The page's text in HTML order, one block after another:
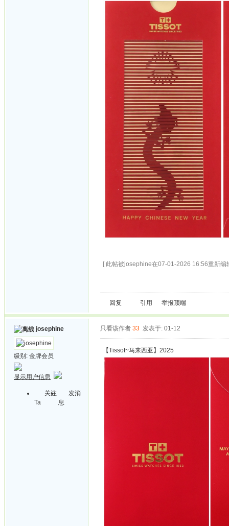
[ 此帖被josephine在07-01-2026 16:56重新编
回复 引用 举报顶端
josephine
级别: 金牌会员
显示用户信息
关注
Ta
发消
息
只看该作者 33 发表于: 01-12
【Tissot~马来西亚】2025